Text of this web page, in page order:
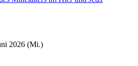
2026 (Mi.)